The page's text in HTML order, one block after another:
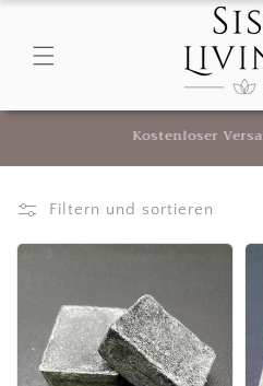
Direkt
Inhalt
Luxuriöse
Filtern und sortieren